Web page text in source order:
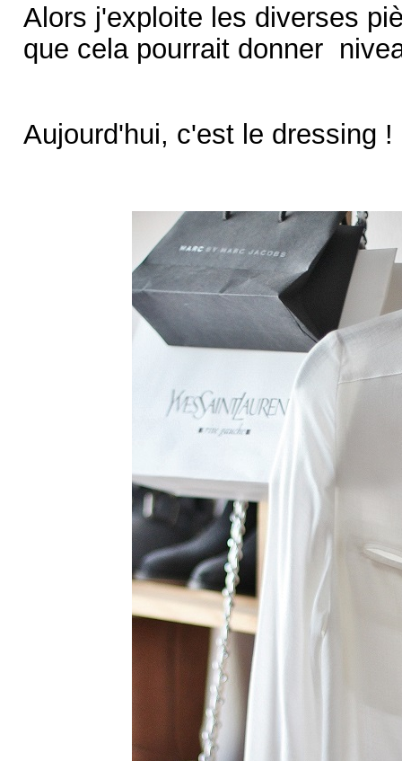
Alors j'exploite les diverses
que cela pourrait donner
Aujourd'hui, c'est le dressing !